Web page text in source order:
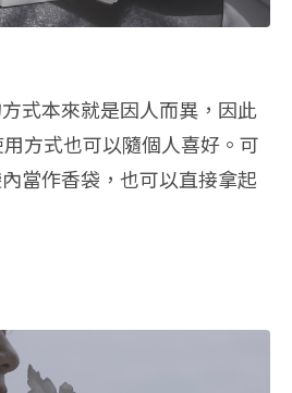
式本來就是因人而異，因此
方式也可以隨個人喜好。可
當作香袋，也可以直接拿起